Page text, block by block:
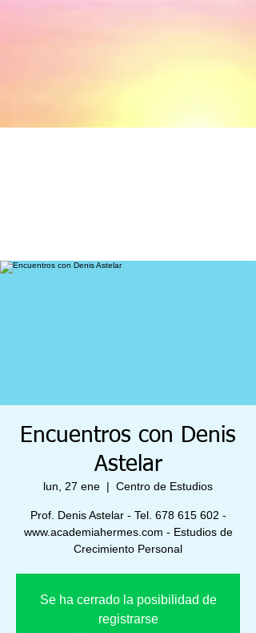
Encuentros con Denis
Astelar
lun, 27 ene
  |
Centro de Estudios
Prof. Denis Astelar - Tel. 678 615 602 -
www.academiahermes.com - Estudios de
Crecimiento Personal
Se ha cerrado la posibilidad de
registrarse